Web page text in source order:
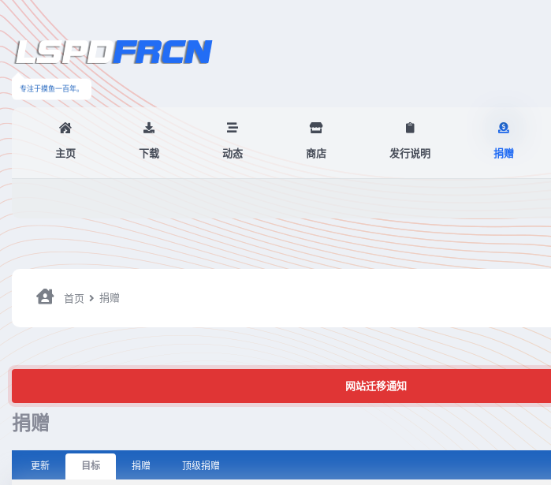
专注于摸鱼一百年。
主页 下载 动态 商店 发行说明 捐赠
首页 捐赠
网站迁移通知
捐赠
更新 目标 捐赠 顶级捐赠